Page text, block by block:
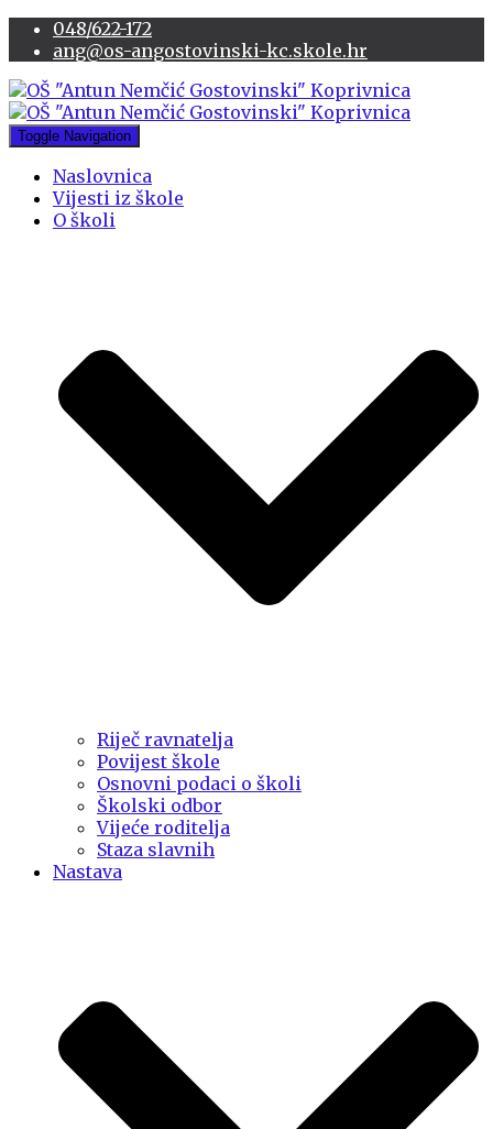
048/622-172
ang@os-angostovinski-kc.skole.hr
Toggle Navigation
Naslovnica
Vijesti iz škole
O školi
Riječ ravnatelja
Povijest škole
Osnovni podaci o školi
Školski odbor
Vijeće roditelja
Staza slavnih
Nastava